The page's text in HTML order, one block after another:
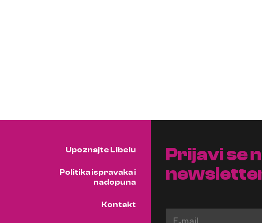
Upoznajte Libelu
Politika ispravaka i
nadopuna
Kontakt
Prijavi se